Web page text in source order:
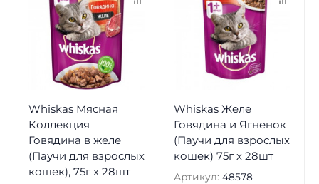
Whiskas Мясная
Коллекция
Говядина в желе
(Паучи для взрослых
кошек), 75г х 28шт
Whiskas Желе
Говядина и Ягненок
(Паучи для взрослых
кошек) 75г х 28шт
Артикул: 48578